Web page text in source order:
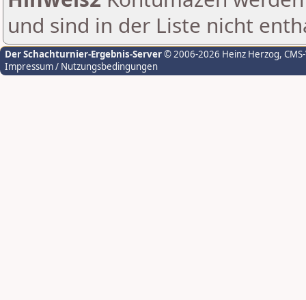
und sind in der Liste nicht
Der Schachturnier-Ergebnis-Server© 2006-2026 Heinz Herzog,
Impressum / Nutzungsbedingungen